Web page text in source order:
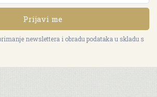
Prijavi me
newslettera i obradu podataka u skladu s